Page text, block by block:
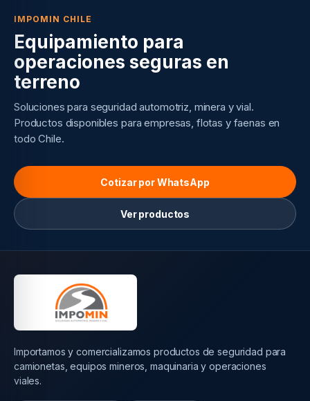
IMPOMIN CHILE
Equipamiento para
operaciones seguras en
terreno
Soluciones para seguridad automotriz, minera y vial.
Productos disponibles para empresas, flotas y faenas en
todo Chile.
Cotizar por WhatsApp
Ver productos
Importamos y comercializamos productos de seguridad para
camionetas, equipos mineros, maquinaria y operaciones
viales.